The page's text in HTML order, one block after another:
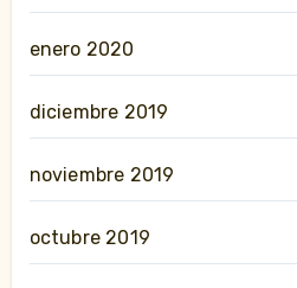
enero 2020
diciembre 2019
noviembre 2019
octubre 2019